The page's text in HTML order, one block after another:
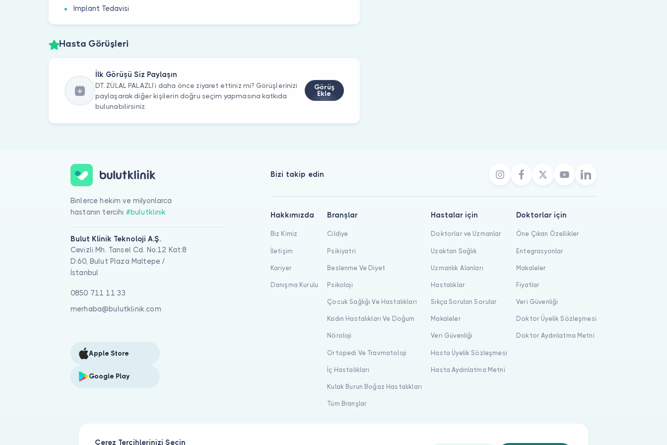
Implant Tedavisi
Hasta Görüşleri
İlk Görüşü Siz Paylaşın
DT. ZÜLAL PALAZLI’ı daha önce ziyaret ettiniz mi? Görüşlerinizi
paylaşarak diğer kişilerin doğru seçim yapmasına katkıda
bulunabilirsiniz.
Görüş
Ekle
Çerez Tercihlerinizi Seçin
Binlerce hekim ve milyonlarca
hastanın tercihi #bulutklinik
Bulut Klinik Teknoloji A.Ş.
Cevizli Mh. Tansel Cd. No:12 Kat:8
D:60, Bulut Plaza Maltepe /
İstanbul
0850 711 11 33
merhaba@bulutklinik.com
Apple Store
Google Play
Bizi takip edin
Hakkımızda
Biz Kimiz
İletişim
Kariyer
Danışma Kurulu
Branşlar
Cildiye
Psikiyatri
Beslenme Ve Diyet
Psikoloji
Çocuk Sağlığı Ve Hastalıkları
Kadın Hastalıkları Ve Doğum
Nöroloji
Ortopedi Ve Travmatoloji
İç Hastalıkları
Kulak Burun Boğaz Hastalıkları
Tüm Branşlar
Hastalar için
Doktorlar ve Uzmanlar
Uzaktan Sağlık
Uzmanlık Alanları
Hastalıklar
Sıkça Sorulan Sorular
Makaleler
Veri Güvenliği
Hasta Üyelik Sözleşmesi
Hasta Aydınlatma Metni
Doktorlar için
Öne Çıkan Özellikler
Entegrasyonlar
Makaleler
Fiyatlar
Veri Güvenliği
Doktor Üyelik Sözleşmesi
Doktor Aydınlatma Metni